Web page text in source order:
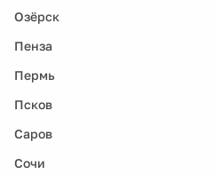
Озёрск
Пенза
Пермь
Псков
Саров
Сочи